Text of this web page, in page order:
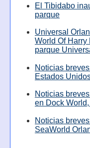
El Tibidabo
parque
Universal
World Of Harry
parque
Noticias
Estados
Noticias
en Dock
Noticias
SeaWorld